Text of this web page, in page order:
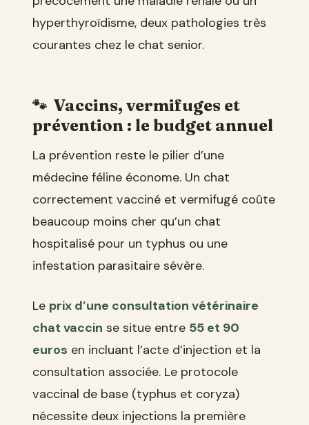
hyperthyroïdisme, deux pathologies très
courantes chez le chat senior.
Vaccins, vermifuges et
prévention : le budget annuel
La prévention reste le pilier d’une
médecine féline économe. Un chat
correctement vacciné et vermifugé coûte
beaucoup moins cher qu’un chat
hospitalisé pour un typhus ou une
infestation parasitaire sévère.
Le prix d’une consultation vétérinaire
chat vaccin se situe entre 55 et 90
euros en incluant l’acte d’injection et la
consultation associée. Le protocole
vaccinal de base (typhus et coryza)
nécessite deux injections la première